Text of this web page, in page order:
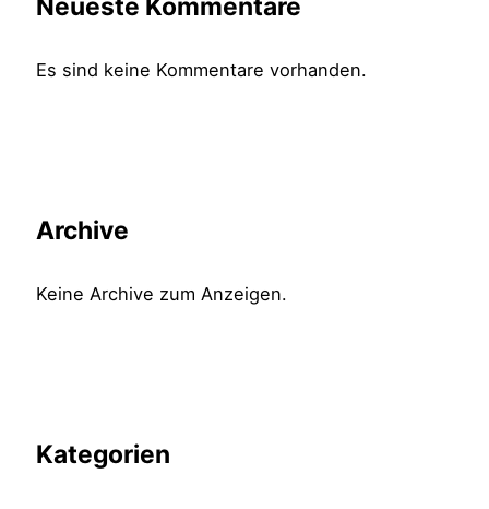
Neueste Kommentare
Es sind keine Kommentare vorhanden.
Archive
Keine Archive zum Anzeigen.
Kategorien